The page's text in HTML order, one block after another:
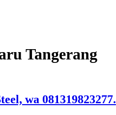
Tangerang
wa 081319823277.